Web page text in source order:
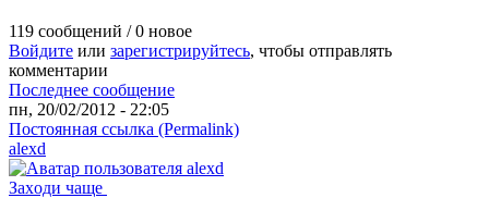
119 сообщений / 0 новое
Войдите или зарегистрируйтесь, чтобы отправлять
комментарии
Последнее сообщение
пн, 20/02/2012 - 22:05
Постоянная ссылка (Permalink)
alexd
Заxоди чаще